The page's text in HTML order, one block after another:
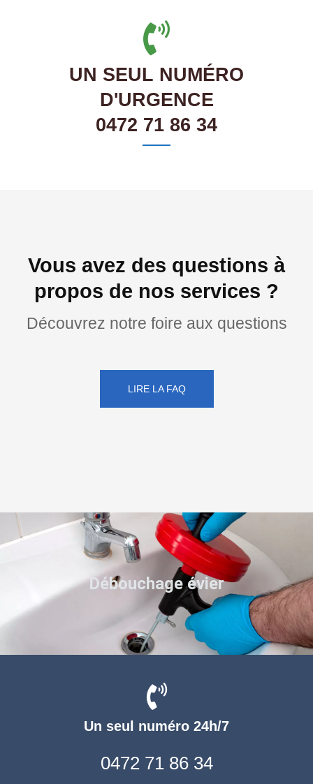
UN SEUL NUMÉRO
D'URGENCE
0472 71 86 34
Vous avez des questions à
propos de nos services ?
Découvrez notre foire aux questions
LIRE LA FAQ
Un seul numéro 24h/7
0472 71 86 34
Débouchage évier